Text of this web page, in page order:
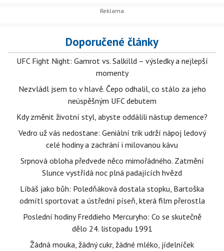
Doporučené články
UFC Fight Night: Gamrot vs. Salkilld – výsledky a nejlepší
momenty
Nezvládl jsem to v hlavě. Čepo odhalil, co stálo za jeho
neúspěšným UFC debutem
Kdy změnit životní styl, abyste oddálili nástup demence?
Vedro už vás nedostane: Geniální trik udrží nápoj ledový
celé hodiny a zachrání i milovanou kávu
Srpnová obloha předvede něco mimořádného. Zatmění
Slunce vystřídá noc plná padajících hvězd
Líbáš jako bůh: Poledňáková dostala stopku, Bartoška
odmítl sportovat a ústřední píseň, která film přerostla
Poslední hodiny Freddieho Mercuryho: Co se skutečně
dělo 24. listopadu 1991
Žádná mouka, žádný cukr, žádné mléko, jídelníček